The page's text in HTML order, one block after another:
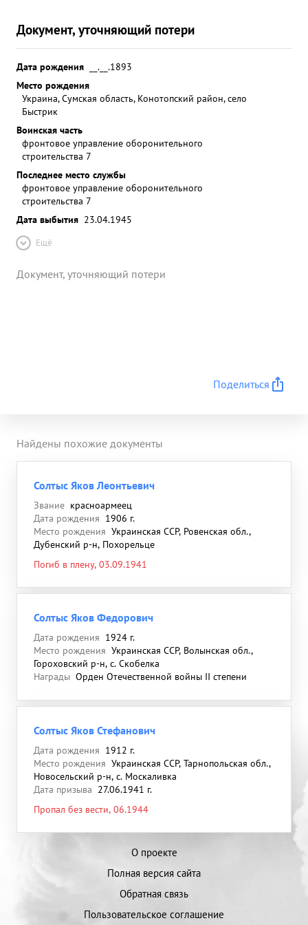
Документ, уточняющий потери
Дата рождения
__.__.1893
Место рождения
Украина, Сумская область, Конотопский район, село
Быстрик
Воинская часть
фронтовое управление оборонительного
строительства 7
Последнее место службы
фронтовое управление оборонительного
строительства 7
Дата выбытия 23.04.1945
Ещё
Документ, уточняющий потери
Поделиться
Найдены похожие документы
Солтыс Яков Леонтьевич
Звание красноармеец
Дата рождения 1906 г.
Место рождения Украинская ССР, Ровенская обл.,
Дубенский р-н, Похорельце
Погиб в плену, 03.09.1941
Солтыс Яков Федорович
Дата рождения 1924 г.
Место рождения Украинская ССР, Волынская обл.,
Гороховский р-н, с. Скобелка
Награды Орден Отечественной войны II степени
Солтыс Яков Стефанович
Дата рождения 1912 г.
Место рождения Украинская ССР, Тарнопольская обл.,
Новосельский р-н, с. Москаливка
Дата призыва 27.06.1941 г.
Пропал без вести, 06.1944
О проекте
Полная версия сайта
Обратная связь
Пользовательское соглашение